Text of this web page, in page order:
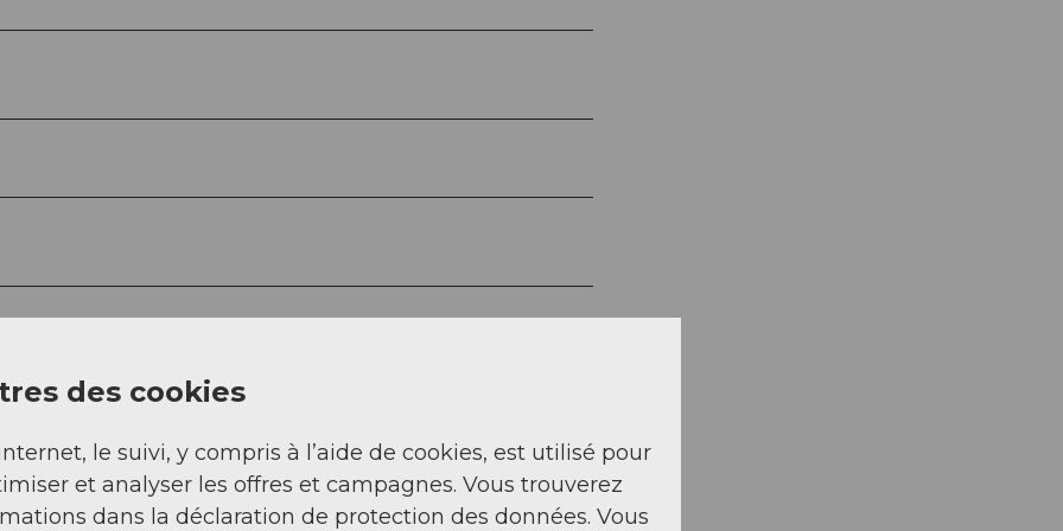
Sep Oct Nov Déc
des cookies
le suivi, y compris à l’aide de cookies, est utilisé pour
et analyser les offres et campagnes. Vous trouverez
dans la déclaration de protection des données. Vous